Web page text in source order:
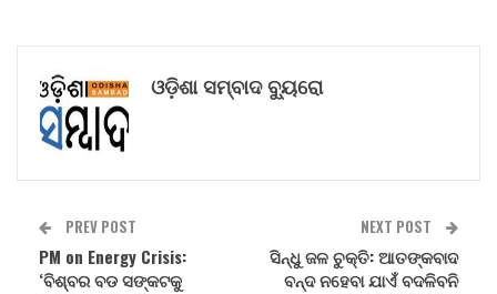
ଓଡ଼ିଶା ସମ୍ବାଦ ବ୍ୟୁରୋ
PREV POST
PM on Energy Crisis:
‘ବିଶ୍ବର ବଡ ସଙ୍କଟକୁ
NEXT POST
ସିନ୍ଧୁ ଜଳ ଚୁକ୍ତି: ଆତଙ୍କବାଦ
ବନ୍ଦ ନହେବା ଯାଏଁ ବଦଳିବନି